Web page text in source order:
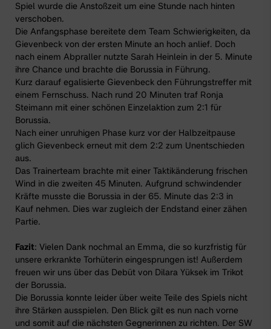
Spiel wurde die Anstoßzeit um eine Stunde nach hinten
verschoben.
Die Anfangsphase bereitete dem Team Schwierigkeiten, da
Gievenbeck von der ersten Minute an hoch anlief. Doch
nach einem Abpraller nutzte Sarah Heinlein in der 5. Minute
ihre Chance und brachte die Borussia in Führung.
Kurz darauf egalisierte Gievenbeck den Führungstreffer mit
einem Fernschuss. Nach rund 20 Minuten traf Ronja
Steimann mit einer schönen Einzelaktion zum 2:1 für
Borussia.
Nach einer unruhigen Phase kurz vor der Halbzeitpause
glich Gievenbeck erneut mit dem 2:2 zum Unentschieden
aus.
Das Trainerteam brachte mit einer Taktikänderung frischen
Wind in die zweiten 45 Minuten. Aufgrund schwindender
Kräfte musste die Borussia in der 65. Minute das 2:3 in
Kauf nehmen. Dies war zugleich der Endstand einer zähen
Partie.
Fazit: Vielen Dank nochmal an Emma, die so kurzfristig für
unsere erkrankte Torhüterin eingesprungen ist! Außerdem
freuen wir uns über das Debüt von Dilara Yüksek im Trikot
der Borussia.
Die Borussia konnte leider über weite Teile des Spiels nicht
ihre Stärken ausspielen. Den Blick gilt es nun nach vorne
und somit auf die nächsten Gegnerinnen zu richten. Der SW